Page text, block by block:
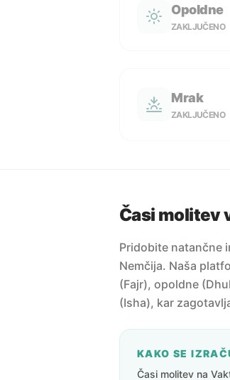
Opoldne
ZAKLJUČENO
Mrak
ZAKLJUČENO
Časi molitev
Pridobite natančne
Nemčija. Naša
(Fajr), opoldne
(Isha), kar
KAKO SE
Časi molitev na